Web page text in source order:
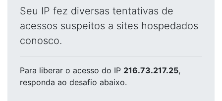
Seu IP fez diversas tentativas de
acessos suspeitos a sites hospedados
conosco.
Para liberar o acesso do IP 216.73.217.25,
responda ao desafio abaixo.